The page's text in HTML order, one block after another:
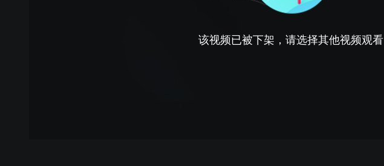
该视频已被下架，请选择其他视频观看